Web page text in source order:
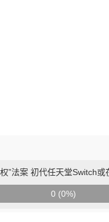
”法案 初代任天堂Switch
0 (0%)